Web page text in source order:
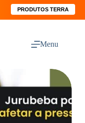
PRODUTOS TERRA
Menu